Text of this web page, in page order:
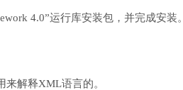
4.0”运行库安装包，并完成安装。
解释XML语言的。